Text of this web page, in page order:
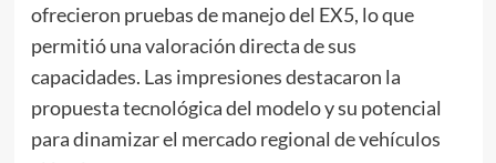
ofrecieron pruebas de manejo del EX5, lo que
permitió una valoración directa de sus
capacidades. Las impresiones destacaron la
propuesta tecnológica del modelo y su potencial
para dinamizar el mercado regional de vehículos